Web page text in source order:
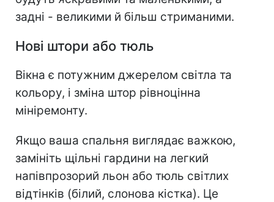
задні - великими й більш стриманими.
Нові штори або тюль
Вікна є потужним джерелом світла та
кольору, і зміна штор рівноцінна
мініремонту.
Якщо ваша спальня виглядає важкою,
замініть щільні гардини на легкий
напівпрозорий льон або тюль світлих
відтінків (білий, слонова кістка). Це